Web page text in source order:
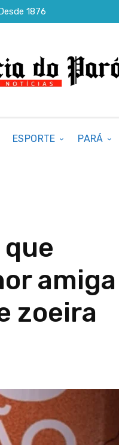
1876
ESPORTE PARÁ
amiga
zoeira